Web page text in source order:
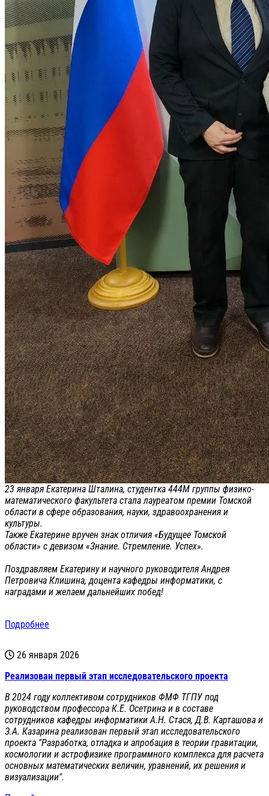
23 января Екатерина Шталина, студентка 444М группы физико-
математического факультета стала лауреатом премии Томской
области в сфере образования, науки, здравоохранения и
культуры.
Также Екатерине вручен знак отличия «Будущее Томской
области» с девизом «Знание. Стремление. Успех».
Поздравляем Екатерину и научного руководителя Андрея
Петровича Клишина, доцента кафедры информатики, с
наградами и желаем дальнейших побед!
Подробнее
26 января 2026
Реализован первый этап исследовательского проекта
В 2024 году коллективом сотрудников ФМФ ТГПУ под
руководством профессора К.Е. Осетрина и в составе
сотрудников кафедры информатики А.Н. Стася, Д.В. Карташова и
З.А. Казарина реализован первый этап исследовательского
проекта "Разработка, отладка и апробация в теории гравитации,
космологии и астрофизике программного комплекса для расчета
основных математических величин, уравнений, их решения и
визуализации".